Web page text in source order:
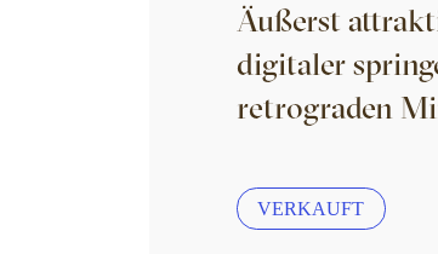
Äußerst
digitaler
retrograden
VERKAUFT